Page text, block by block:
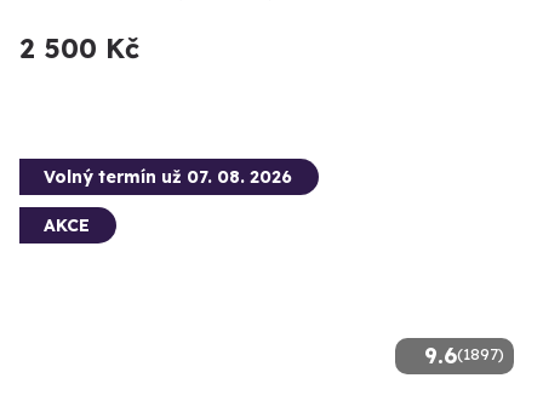
2 500 Kč
9.6(1897)
Volný termín už 07. 08. 2026
AKCE